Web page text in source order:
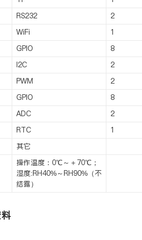
RS232
2
WiFi
1
GPIO
8
I2C
2
PWM
2
GPIO
8
ADC
2
RTC
1
其它
操作温度：0℃～＋70℃；
湿度:RH40%～RH90%（不
结露）